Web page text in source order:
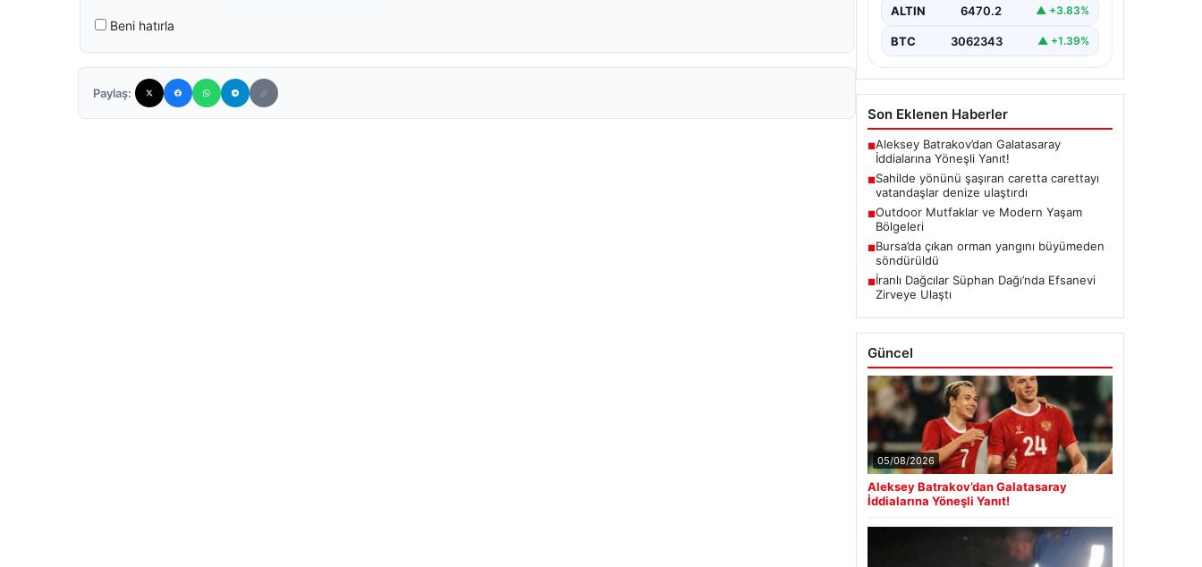
Beni hatırla
Paylaş:
ALTIN 6470.2 ▲ +3.83%
BTC 3062343 ▲ +1.39%
Son Eklenen Haberler
■Aleksey Batrakov’dan Galatasaray
İddialarına Yöneşli Yanıt!
■Sahilde yönünü şaşıran caretta carettayı
vatandaşlar denize ulaştırdı
■Outdoor Mutfaklar ve Modern Yaşam
Bölgeleri
■Bursa’da çıkan orman yangını büyümeden
söndürüldü
■İranlı Dağcılar Süphan Dağı’nda Efsanevi
Zirveye Ulaştı
Güncel
05/08/2026
Aleksey Batrakov’dan Galatasaray
İddialarına Yöneşli Yanıt!